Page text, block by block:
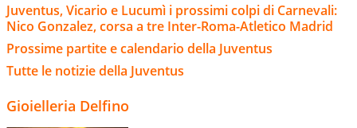
Juventus, Vicario e Lucumì i prossimi colpi di Carnevali:
Nico Gonzalez, corsa a tre Inter-Roma-Atletico Madrid
Prossime partite e calendario della Juventus
Tutte le notizie della Juventus
Gioielleria Delfino